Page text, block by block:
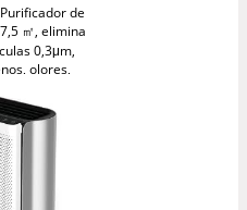
de
㎡, elimina
0,3μm,
olores,
Alexa y app,